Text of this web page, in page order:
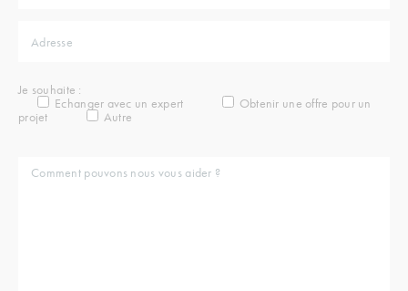
Je souhaite :
Echanger avec un expert
Obtenir une offre pour un
projet
Autre